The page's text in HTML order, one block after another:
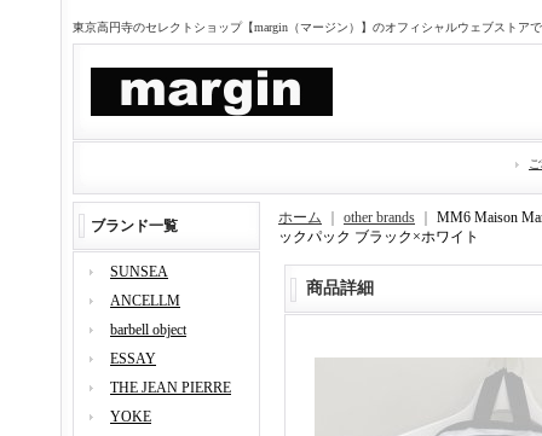
東京高円寺のセレクトショップ【margin（マージン）】のオフィシャルウェブストア
ブランド一覧
SUNSEA
ANCELLM
barbell object
ESSAY
THE JEAN PIERRE
YOKE
ホーム other brands
MM6 Maison
ックパック ブラック×ホワイト
商品詳細